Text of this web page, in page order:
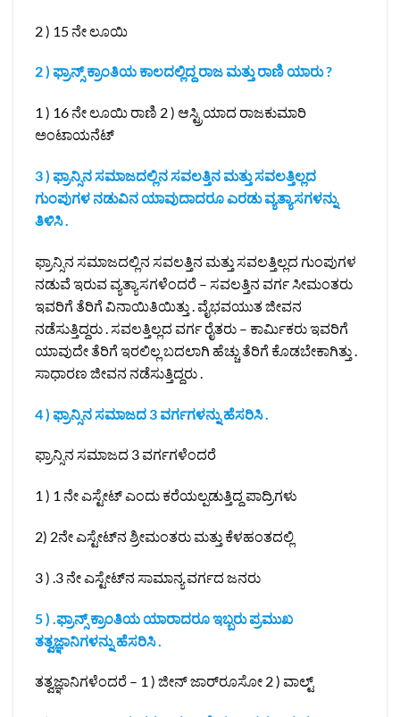
2 ) 15 ನೇ ಲೂಯಿ
2 ) ಫ್ರಾನ್ಸ್‌ ಕ್ರಾಂತಿಯ ಕಾಲದಲ್ಲಿದ್ದ ರಾಜ ಮತ್ತು ರಾಣಿ ಯಾರು ?
1 ) 16 ನೇ ಲೂಯಿ ರಾಣಿ 2 ) ಆಸ್ಟ್ರಿಯಾದ ರಾಜಕುಮಾರಿ
ಅಂಟಾಯನೆಟ್
3 ) ಫ್ರಾನ್ಸಿನ ಸಮಾಜದಲ್ಲಿನ ಸವಲತ್ತಿನ ಮತ್ತು ಸವಲತ್ತಿಲ್ಲದ
ಗುಂಪುಗಳ ನಡುವಿನ ಯಾವುದಾದರೂ ಎರಡು ವ್ಯತ್ಯಾಸಗಳನ್ನು
ತಿಳಿಸಿ .
ಫ್ರಾನ್ಸಿನ ಸಮಾಜದಲ್ಲಿನ ಸವಲತ್ತಿನ ಮತ್ತು ಸವಲತ್ತಿಲ್ಲದ ಗುಂಪುಗಳ
ನಡುವೆ ಇರುವ ವ್ಯತ್ಯಾಸಗಳೆಂದರೆ – ಸವಲತ್ತಿನ ವರ್ಗ ಸೀಮಂತರು
ಇವರಿಗೆ ತೆರಿಗೆ ವಿನಾಯಿತಿಯಿತ್ತು . ವೈಭವಯುತ ಜೀವನ
ನಡೆಸುತ್ತಿದ್ದರು . ಸವಲತ್ತಿಲ್ಲದ ವರ್ಗ ರೈತರು – ಕಾರ್ಮಿಕರು ಇವರಿಗೆ
ಯಾವುದೇ ತೆರಿಗೆ ಇರಲಿಲ್ಲ ಬದಲಾಗಿ ಹೆಚ್ಚು ತೆರಿಗೆ ಕೊಡಬೇಕಾಗಿತ್ತು .
ಸಾಧಾರಣ ಜೀವನ ನಡೆಸುತ್ತಿದ್ದರು .
4 ) ಫ್ರಾನ್ಸಿನ ಸಮಾಜದ 3 ವರ್ಗಗಳನ್ನು ಹೆಸರಿಸಿ .
ಫ್ರಾನ್ಸಿನ ಸಮಾಜದ 3 ವರ್ಗಗಳೆಂದರೆ
1 ) 1 ನೇ ಎಸ್ಟೇಟ್ ಎಂದು ಕರೆಯಲ್ಪಡುತ್ತಿದ್ದ ಪಾದ್ರಿಗಳು
2) 2ನೇ ಎಸ್ಟೇಟ್‌ನ ಶ್ರೀಮಂತರು ಮತ್ತು ಕೆಳಹಂತದಲ್ಲಿ
3 ) .3 ನೇ ಎಸ್ಟೇಟ್‌ನ ಸಾಮಾನ್ಯ ವರ್ಗದ ಜನರು
5 ) .ಫ್ರಾನ್ಸ್‌ ಕ್ರಾಂತಿಯ ಯಾರಾದರೂ ಇಬ್ಬರು ಪ್ರಮುಖ
ತತ್ವಜ್ಞಾನಿಗಳನ್ನು ಹೆಸರಿಸಿ .
ತತ್ವಜ್ಞಾನಿಗಳೆಂದರೆ – 1 ) ಜೀನ್ ಜಾರ್‌ರೂಸೋ 2 ) ವಾಲ್ಟ್‌